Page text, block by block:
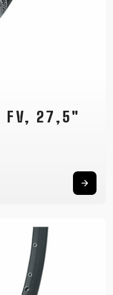
FV, 27,5"